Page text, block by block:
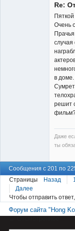
Re:
Очень
случая
в доме.
решит
Даже
ты
Сообщения с 201 по
Страницы
Назад
Далее
Чтобы отправить
Форум сайта "Hong